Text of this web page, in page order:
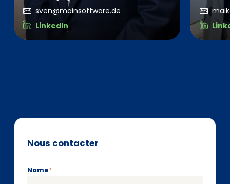
sven@mainsoftware.de
LinkedIn
Nous contacter
Name*